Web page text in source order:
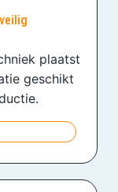
plaatst
geschikt